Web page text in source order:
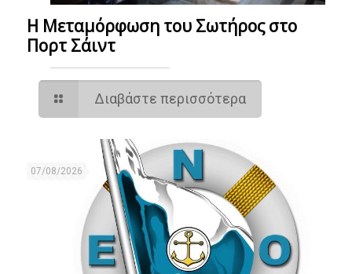
Η Μεταμόρφωση του Σωτήρος στο
Πορτ Σάιντ
Διαβάστε περισσότερα
07/08/2026